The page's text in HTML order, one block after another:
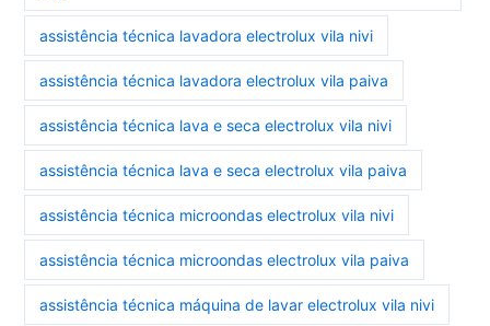
assistência técnica lavadora electrolux vila nivi
assistência técnica lavadora electrolux vila paiva
assistência técnica lava e seca electrolux vila nivi
assistência técnica lava e seca electrolux vila paiva
assistência técnica microondas electrolux vila nivi
assistência técnica microondas electrolux vila paiva
assistência técnica máquina de lavar electrolux vila nivi